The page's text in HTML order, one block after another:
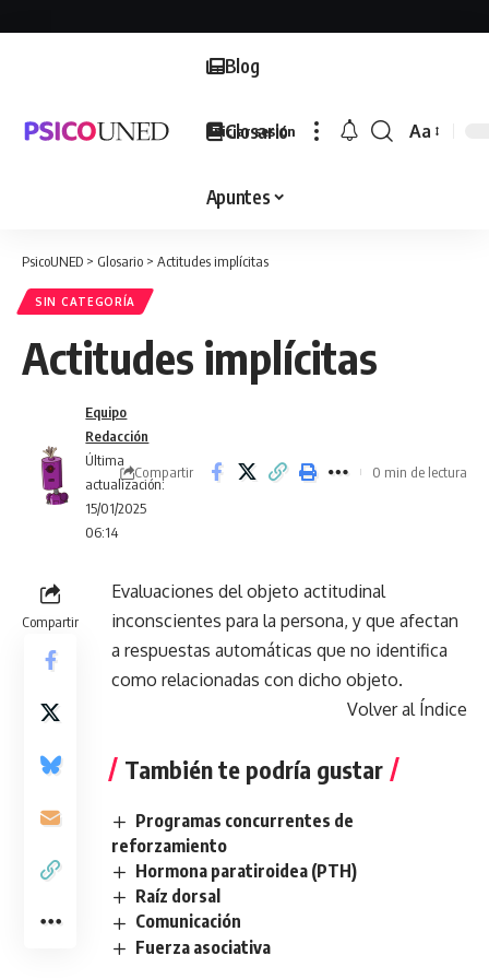
Blog
Glosario
Apuntes
Iniciar sesión
Font
Aa
PsicoUNED > Glosario > Actitudes implícitas
SIN CATEGORÍA
Actitudes implícitas
Última
actualización:
15/01/2025
06:14
Equipo
Redacción
Compartir 0 min de lectura
Compartir
Evaluaciones del objeto actitudinal
inconscientes para la persona, y que afectan
a respuestas automáticas que no identifica
como relacionadas con dicho objeto.
Volver al Índice
También te podría gustar
Programas concurrentes de
reforzamiento
Hormona paratiroidea (PTH)
Raíz dorsal
Comunicación
Fuerza asociativa